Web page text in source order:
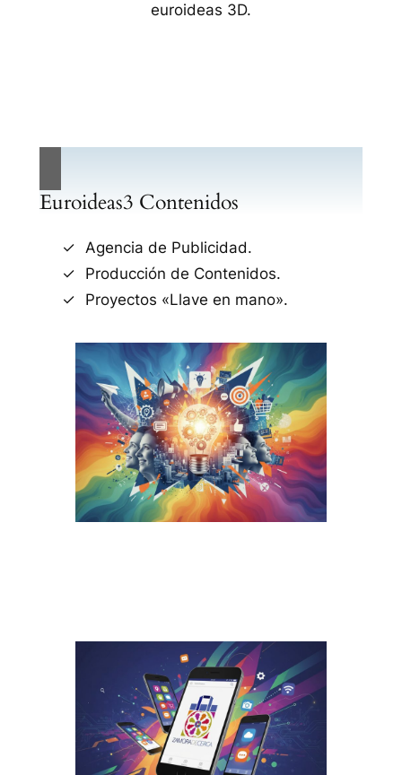
euroideas 3D.
Euroideas3 Contenidos
Agencia de Publicidad.
Producción de Contenidos.
Proyectos «Llave en mano».